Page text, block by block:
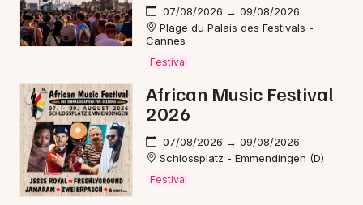
07/08/2026 → 09/08/2026
Plage du Palais des Festivals -
Cannes
Festival
African Music Festival
2026
07/08/2026 → 09/08/2026
Schlossplatz - Emmendingen (D)
Festival